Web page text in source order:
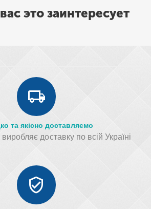
это заинтересует
та якісно доставляємо
доставку по всій Україні